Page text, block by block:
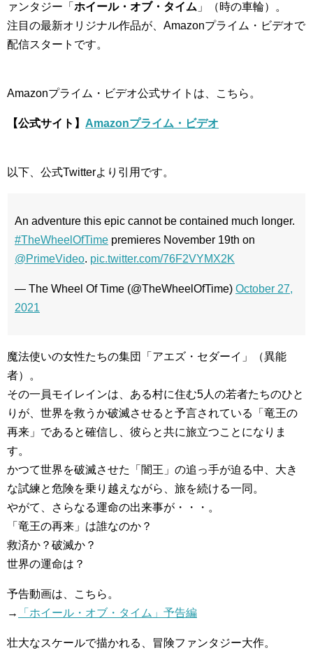
ァンタジー「 ホイール・オブ・タイム 」（時の車輪）。
注目の最新オリジナル作品が、Amazonプライム・ビデオで
配信スタートです。
Amazonプライム・ビデオ公式サイトは、こちら。
【公式サイト】 Amazonプライム・ビデオ
以下、公式Twitterより引用です。
An adventure this epic cannot be contained much longer.
#TheWheelOfTime premieres November 19th on
@PrimeVideo. pic.twitter.com/76F2VYMX2K
— The Wheel Of Time (@TheWheelOfTime) October 27,
2021
魔法使いの女性たちの集団「アエズ・セダーイ」（異能
者）。
その一員モイレインは、ある村に住む5人の若者たちのひと
りが、世界を救うか破滅させると予言されている「竜王の
再来」であると確信し、彼らと共に旅立つことになりま
す。
かつて世界を破滅させた「闇王」の追っ手が迫る中、大き
な試練と危険を乗り越えながら、旅を続ける一同。
やがて、さらなる運命の出来事が・・・。
「竜王の再来」は誰なのか？
救済か？破滅か？
世界の運命は？
予告動画は、こちら。
→
「ホイール・オブ・タイム」予告編
壮大なスケールで描かれる、冒険ファンタジー大作。